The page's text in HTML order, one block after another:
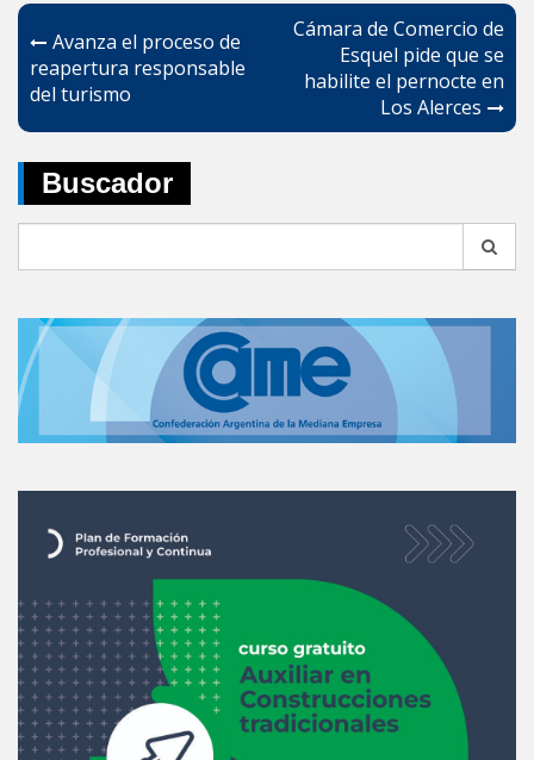
Navegación
de
entradas
Avanza el proceso de
reapertura responsable
del turismo
Cámara de Comercio de
Esquel pide que se
habilite el pernocte en
Los Alerces
Buscador